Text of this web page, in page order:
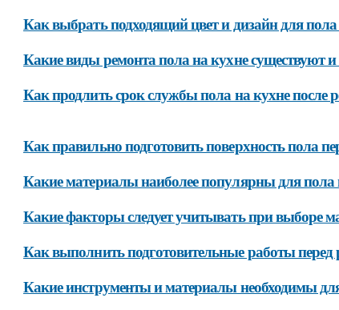
Как выбрать подходящий цвет и дизайн для
Какие виды ремонта пола на кухне существуют
Как продлить срок службы пола на кухне после
Как правильно подготовить поверхность пола
Какие материалы наиболее популярны для пола
Какие факторы следует учитывать при выборе
Как выполнить подготовительные работы
Какие инструменты и материалы необходимы